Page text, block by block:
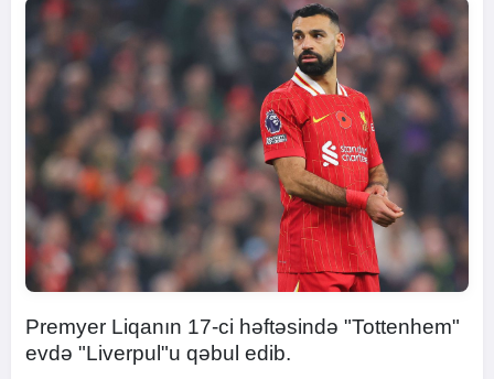
Premyer Liqanın 17-ci həftəsində "Tottenhem"
evdə "Liverpul"u qəbul edib.